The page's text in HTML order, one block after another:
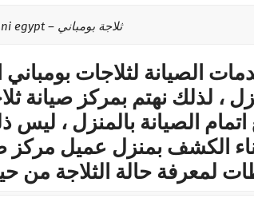
ثلاجة بومباني – bompani egypt
الصيانة لثلاجات
، لذلك نهتم بمركز صيانة
اتمام الصيانة بالمنزل ،
الكشف بمنزل عميل مركز
لمعرفة حالة الثلاجة من